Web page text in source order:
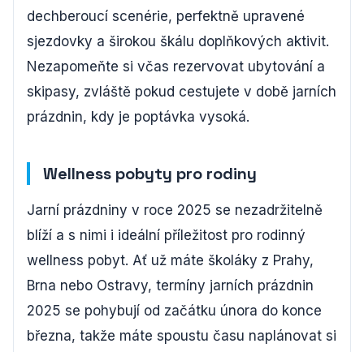
dechberoucí scenérie, perfektně upravené
sjezdovky a širokou škálu doplňkových aktivit.
Nezapomeňte si včas rezervovat ubytování a
skipasy, zvláště pokud cestujete v době jarních
prázdnin, kdy je poptávka vysoká.
Wellness pobyty pro rodiny
Jarní prázdniny v roce 2025 se nezadržitelně
blíží a s nimi i ideální příležitost pro rodinný
wellness pobyt. Ať už máte školáky z Prahy,
Brna nebo Ostravy, termíny jarních prázdnin
2025 se pohybují od začátku února do konce
března, takže máte spoustu času naplánovat si